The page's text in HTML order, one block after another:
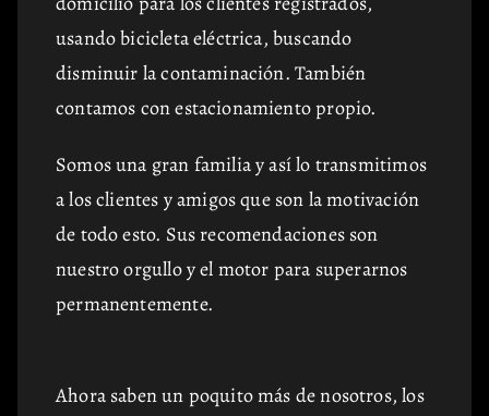
usando bicicleta eléctrica, buscando
disminuir la contaminación. También
contamos con estacionamiento propio.
Somos una gran familia y así lo transmitimos
a los clientes y amigos que son la motivación
de todo esto. Sus recomendaciones son
nuestro orgullo y el motor para superarnos
permanentemente.
Ahora saben un poquito más de nosotros, los